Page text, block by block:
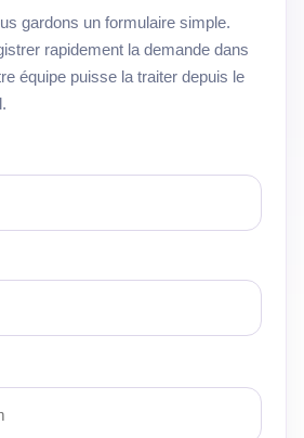
gardons un formulaire simple.
rapidement la demande dans
équipe puisse la traiter depuis le